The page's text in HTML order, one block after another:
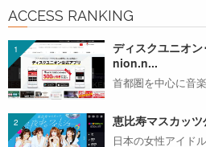
ACCESS RANKING
ディスクユニオ
nion.n...
首都圏を中心に音
恵比寿マスカッツ
日本の女性アイド